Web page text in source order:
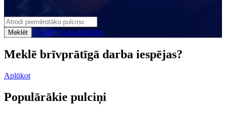
Meklēt Parādīt visus pulciņus
Meklē brīvprātīgā darba iespējas?
Aplūkot
Populārākie pulciņi